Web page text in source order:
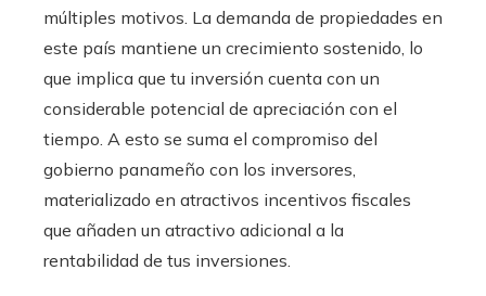
múltiples motivos. La demanda de propiedades en
este país mantiene un crecimiento sostenido, lo
que implica que tu inversión cuenta con un
considerable potencial de apreciación con el
tiempo. A esto se suma el compromiso del
gobierno panameño con los inversores,
materializado en atractivos incentivos fiscales
que añaden un atractivo adicional a la
rentabilidad de tus inversiones.